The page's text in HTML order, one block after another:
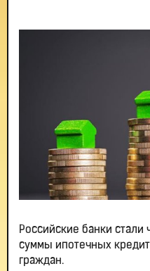
Российские банки стали
суммы ипотечных
граждан.